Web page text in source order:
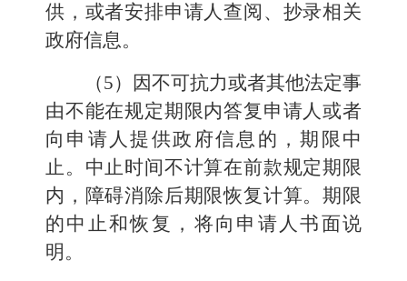
供，或者安排申请人查阅、抄录相关
政府信息。
（5）因不可抗力或者其他法定事
由不能在规定期限内答复申请人或者
向申请人提供政府信息的，期限中
止。中止时间不计算在前款规定期限
内，障碍消除后期限恢复计算。期限
的中止和恢复，将向申请人书面说
明。